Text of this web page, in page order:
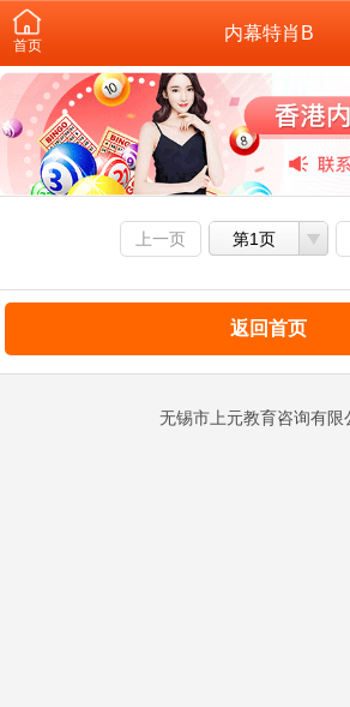
首页
内幕特肖B
上一页 第1页
返回首页
无锡市上元教育咨询有限